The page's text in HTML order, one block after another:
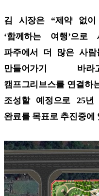
김 시장은 “제약 없
‘함께하는 여행’으
파주에서 더 많은 사
만들어가기 바라
캠프그리브스를 연결하
조성할 예정으로 25
완료를 목표로 추진중에